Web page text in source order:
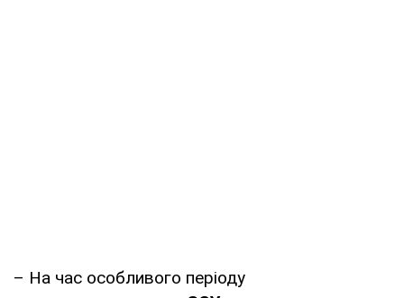
– На час особливого періоду